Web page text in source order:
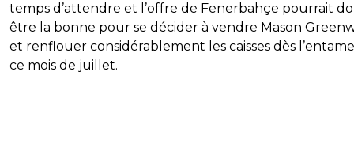
temps d’attendre et l’offre de Fenerbahçe pourrait
être la bonne pour se décider à vendre Mason
et renflouer considérablement les caisses dès
ce mois de juillet.